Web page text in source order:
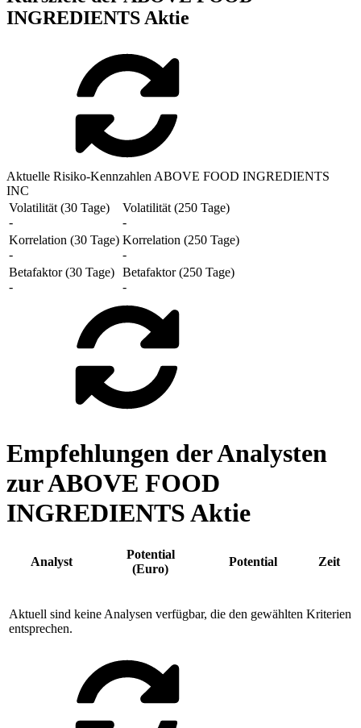
INGREDIENTS Aktie
Aktuelle Risiko-Kennzahlen ABOVE FOOD INGREDIENTS
INC
Volatilität (30 Tage)
-
Volatilität (250 Tage)
-
Korrelation (30 Tage)
-
Korrelation (250 Tage)
-
Betafaktor (30 Tage)
-
Betafaktor (250 Tage)
-
Empfehlungen der Analysten
zur ABOVE FOOD
INGREDIENTS Aktie
Analyst
Potential
(Euro)
Potential Zeit
Aktuell sind keine Analysen verfügbar, die den gewählten Kriterien
entsprechen.